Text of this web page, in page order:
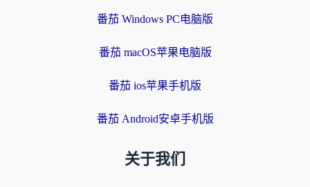
番茄 Windows PC电脑版
番茄 macOS苹果电脑版
番茄 ios苹果手机版
番茄 Android安卓手机版
关于我们